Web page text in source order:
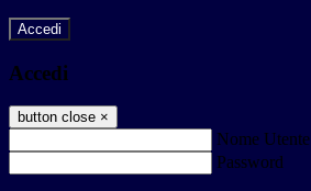
Accedi
Accedi
button close ×
Nome Utente
Password